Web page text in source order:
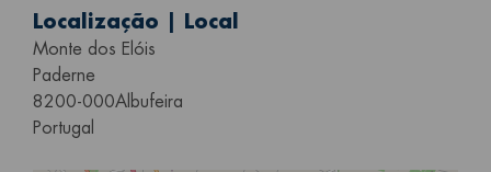
Localização | Local
Monte dos Elóis
Paderne
8200-000Albufeira
Portugal